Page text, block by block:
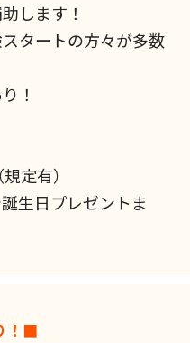
します！
タートの方々が多数
！
定有）
生日プレゼントま
！■